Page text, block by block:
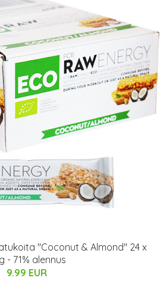
"Coconut & Almond" 24 x
- 71% alennus
9.99 EUR